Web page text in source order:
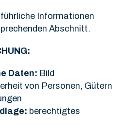
Informationen
Abschnitt.
Daten: Bild
von Personen, Gütern
berechtigtes